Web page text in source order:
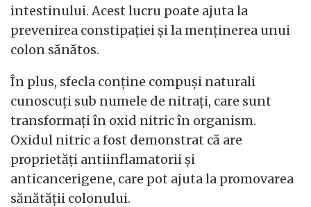
intestinului. Acest lucru poate ajuta la
prevenirea constipației și la menținerea unui
colon sănătos.
În plus, sfecla conține compuși naturali
cunoscuți sub numele de nitrați, care sunt
transformați în oxid nitric în organism.
Oxidul nitric a fost demonstrat că are
proprietăți antiinflamatorii și
anticancerigene, care pot ajuta la promovarea
sănătății colonului.